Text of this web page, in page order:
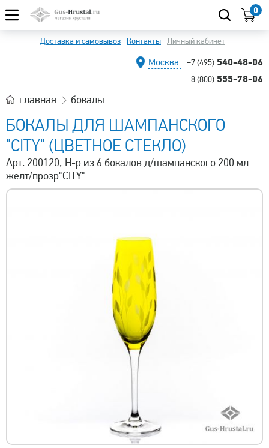
0
Доставка и самовывоз Контакты Личный кабинет
Москва: +7 (495) 540-48-06
8 (800) 555-78-06
главная бокалы
БОКАЛЫ ДЛЯ ШАМПАНСКОГО
"CITY" (ЦВЕТНОЕ СТЕКЛО)
Арт. 200120, Н-р из 6 бокалов д/шампанского 200 мл
желт/прозр"CITY"